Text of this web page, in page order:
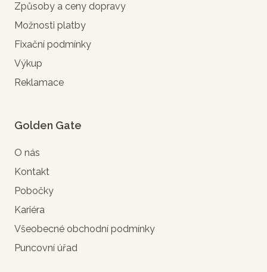
Způsoby a ceny dopravy
Možnosti platby
Fixační podmínky
Výkup
Reklamace
Golden Gate
O nás
Kontakt
Pobočky
Kariéra
Všeobecné obchodní podmínky
Puncovní úřad